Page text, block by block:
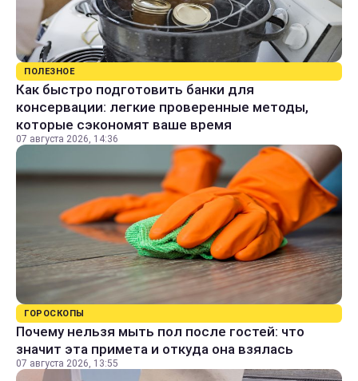
ПОЛЕЗНОЕ
Как быстро подготовить банки для
консервации: легкие проверенные методы,
которые сэкономят ваше время
07 августа 2026, 14:36
ГОРОСКОПЫ
Почему нельзя мыть пол после гостей: что
значит эта примета и откуда она взялась
07 августа 2026, 13:55